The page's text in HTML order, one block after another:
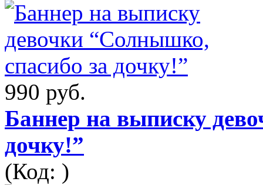
990 руб.
Баннер на выписку
дочку!”
(Код: )